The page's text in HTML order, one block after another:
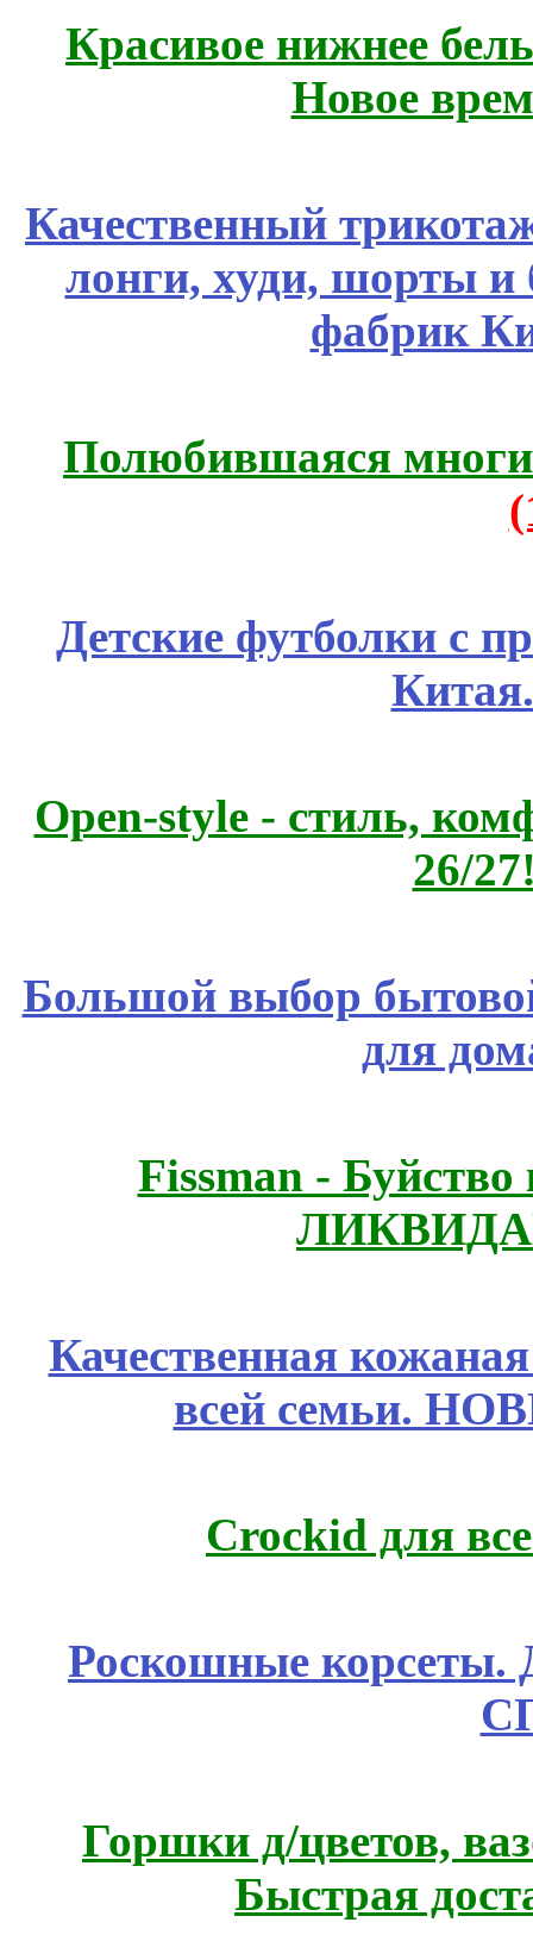
Красивое нижнее
Новое
Качественный
лонги, худи, шорты
фабрик
Полюбившаяся
Детские футболки с
Open-style - стиль,
26/
Большой выбор
для
Fissmаn -
Качественная
всей семьи.
Crockid для
Роскошные корсеты.
Горшки д/цветов,
Быстрая